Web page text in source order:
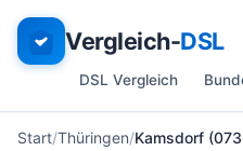
Vergleich-DSL
DSL Vergleich
Start Thüringen Kamsdorf